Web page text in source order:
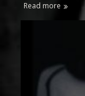
Read more